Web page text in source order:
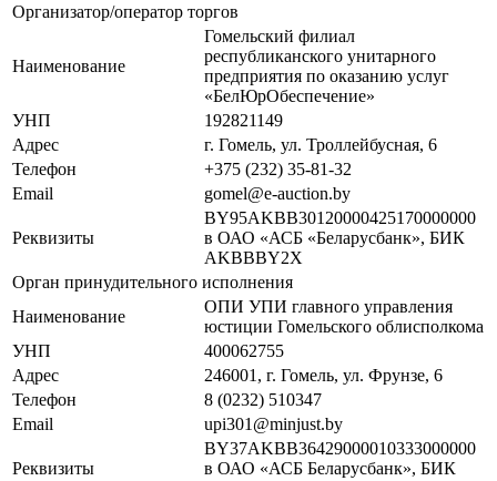
Организатор/оператор торгов
Наименование
Гомельский филиал
республиканского унитарного
предприятия по оказанию услуг
«БелЮрОбеспечение»
УНП
192821149
Адрес
г. Гомель, ул. Троллейбусная, 6
Телефон
+375 (232) 35-81-32
Email
gomel@e-auction.by
Реквизиты
BY95AKBB30120000425170000000
в ОАО «АСБ «Беларусбанк», БИК
AKBBBY2X
Орган принудительного исполнения
Наименование
ОПИ УПИ главного управления
юстиции Гомельского облисполкома
УНП
400062755
Адрес
246001, г. Гомель, ул. Фрунзе, 6
Телефон
8 (0232) 510347
Email
upi301@minjust.by
Реквизиты
BY37AKBB36429000010333000000
в ОАО «АСБ Беларусбанк», БИК